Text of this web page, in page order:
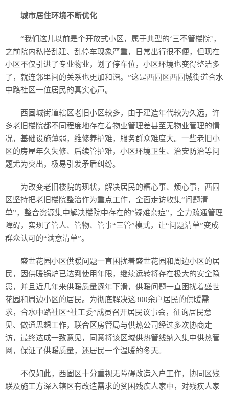
城市居住环境不断优化
“我们这儿以前是个开放式小区，属于典型的‘三不管楼院’，
之前院内私搭乱建、乱停车现象严重，日常出行很不便，但现在
小区不仅引进了专业物业，划了停车位，小区环境也变得整洁多
了，就连邻里间的关系也更加和谐。”这是西固区西固城街道合水
中路社区一位居民的真实心声。
西固城街道辖区老旧小区较多，由于建造年代较为久远，许
多老旧楼院都不同程度地存在着物业管理差甚至无物业管理的情
况，基础设施薄弱，维修养护难，服务群众难度大。一些老旧小
区的房屋年久失修、后续管护难，小区环境卫生、治安防治等问
题尤为突出，极易引发矛盾纠纷。
为改变老旧楼院的现状，解决居民的糟心事、烦心事，西固
区坚持把老旧楼院整治作为重点工作，全面走访收集“问题清
单”，整合资源集中解决楼院中存在的“疑难杂症”，全力疏通管理
障碍，实现了管人、管物、管事“三管”模式，让“问题清单”变成
群众认可的“满意清单”。
盛世花园小区供暖问题一直困扰着盛世花园和周边小区的居
民，因供暖锅炉已达到使用年限，继续运转将存在极大的安全隐
患，并且近几年来供暖质量逐年下滑，供暖问题一直困扰着盛世
花园和周边小区的居民。为彻底解决这300余户居民的供暖需
求，合水中路社区“社工委”成员召开居民议事会，征询居民意
见、做通思想工作，联合区房管局与供热公司经过多次协商走
访，最终达成一致意见，同意将该区域供热管线纳入集中供热管
网，保证了供暖质量，还居民一个温暖的冬天。
不仅如此，西固区十分重视无障碍改造入户工作，协同区残
联及施工方深入辖区有改造需求的贫困残疾人家中，对残疾人家